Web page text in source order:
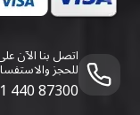
اتصل بنا الآن على
للحجز
440 87300